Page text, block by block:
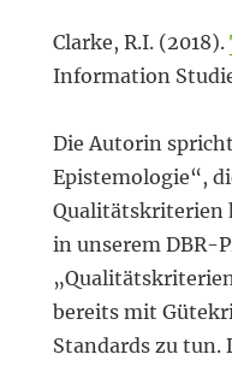
Clarke, R.I. (2018).
Information
Die Autorin
Epistemologie“,
Qualitätskriterien
in unserem DBR-
bereits mit
Standards zu